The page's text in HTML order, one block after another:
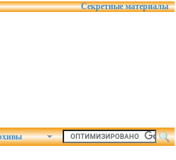
Секретные материалы